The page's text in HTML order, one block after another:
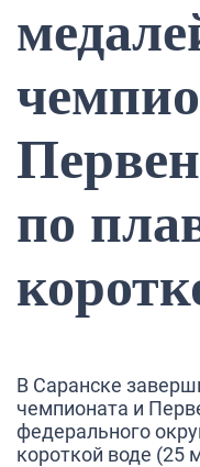
по
В Саранске
чемпионата и
федерального
короткой воде (25